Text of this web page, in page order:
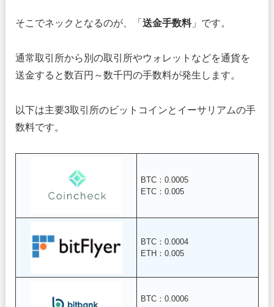
そこでネックとなるのが、「 送金手数料」です。
通常取引所から別の取引所やウォレットなどを通貨を
送金すると数百円～数千円の手数料が発生します。
以下は主要3取引所のビットコインとイーサリアムの手
数料です。
BTC：0.0005
ETC：0.005
BTC：0.0004
ETH：0.005
BTC：0.0006